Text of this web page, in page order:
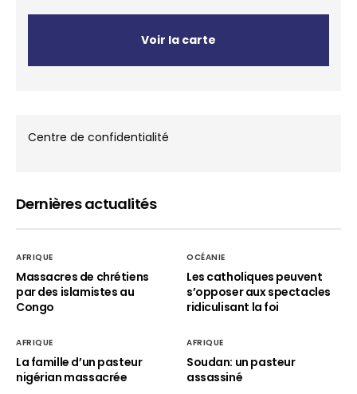
Voir la carte
Centre de confidentialité
Dernières actualités
AFRIQUE
Massacres de chrétiens
par des islamistes au
Congo
OCÉANIE
Les catholiques peuvent
s’opposer aux spectacles
ridiculisant la foi
AFRIQUE
La famille d’un pasteur
nigérian massacrée
AFRIQUE
Soudan: un pasteur
assassiné